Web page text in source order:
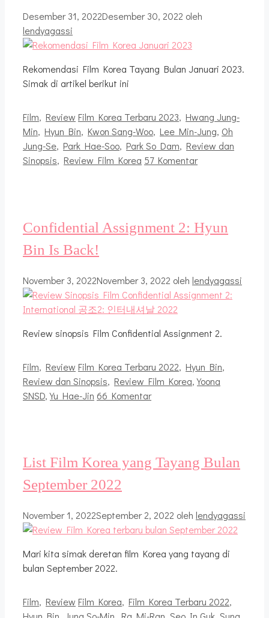
Desember 31, 2022Desember 30, 2022 oleh
lendyagassi
Rekomendasi Film Korea Tayang Bulan Januari 2023.
Simak di artikel berikut ini
Kategori
Film, Review Tag
Film Korea Terbaru 2023, Hwang Jung-
Min, Hyun Bin, Kwon Sang-Woo, Lee Min-Jung, Oh
Jung-Se, Park Hae-Soo, Park So Dam, Review dan
Sinopsis, Review Film Korea 57 Komentar
Confidential Assignment 2: Hyun
Bin Is Back!
November 3, 2022November 3, 2022 oleh lendyagassi
Review sinopsis Film Confidential Assignment 2.
Kategori
Film, Review Tag
Film Korea Terbaru 2022, Hyun Bin,
Review dan Sinopsis, Review Film Korea,Yoona
SNSD,Yu Hae-Jin 66 Komentar
List Film Korea yang Tayang Bulan
September 2022
November 1, 2022September 2, 2022 oleh lendyagassi
Mari kita simak deretan film Korea yang tayang di
bulan September 2022.
Kategori
Film, Review Tag
Film Korea, Film Korea Terbaru 2022,